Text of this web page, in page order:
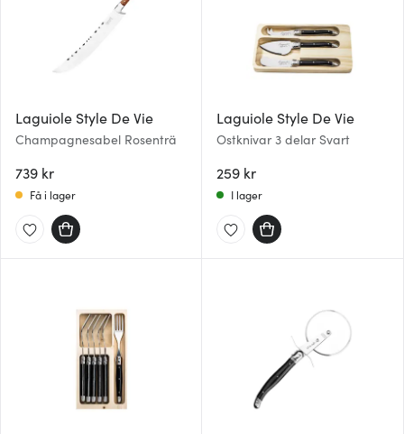
Laguiole Style De Vie
Champagnesabel Rosenträ
739 kr
Få i lager
Laguiole Style De Vie
Ostknivar 3 delar Svart
259 kr
I lager